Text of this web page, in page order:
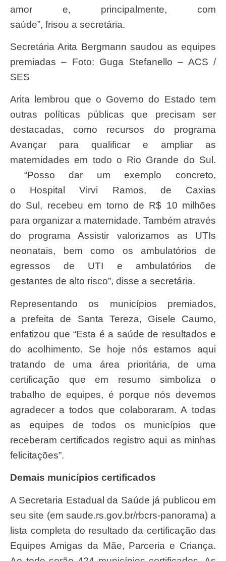
amor e, principalmente, com
saúde”, frisou a secretária.
Secretária Arita Bergmann saudou as equipes
premiadas – Foto: Guga Stefanello – ACS /
SES
Arita lembrou que o Governo do Estado tem
outras políticas públicas que precisam ser
destacadas, como recursos do programa
Avançar para qualificar e ampliar as
maternidades em todo o Rio Grande do Sul.
“Posso dar um exemplo concreto,
o Hospital Virvi Ramos, de Caxias
do Sul, recebeu em torno de R$ 10 milhões
para organizar a maternidade. Também através
do programa Assistir valorizamos as UTIs
neonatais, bem como os ambulatórios de
egressos de UTI e ambulatórios de
gestantes de alto risco”, disse a secretária.
Representando os municípios premiados,
a prefeita de Santa Tereza, Gisele Caumo,
enfatizou que “Esta é a saúde de resultados e
do acolhimento. Se hoje nós estamos aqui
tratando de uma área prioritária, de uma
certificação que em resumo simboliza o
trabalho de equipes, é porque nós devemos
agradecer a todos que colaboraram. A todas
as equipes de todos os municípios que
receberam certificados registro aqui as minhas
felicitações”.
Demais municípios certificados
A Secretaria Estadual da Saúde já publicou em
seu site (em saude.rs.gov.br/rbcrs-panorama) a
lista completa do resultado da certificação das
Equipes Amigas da Mãe, Parceria e Criança.